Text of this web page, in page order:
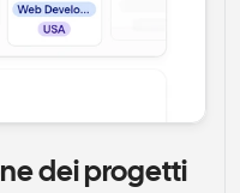
dei progetti